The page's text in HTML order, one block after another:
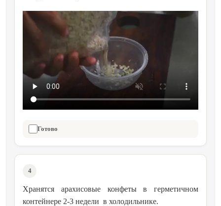
Готово
4
Хранятся арахисовые конфеты в герметичном
контейнере 2-3 недели в холодильнике.